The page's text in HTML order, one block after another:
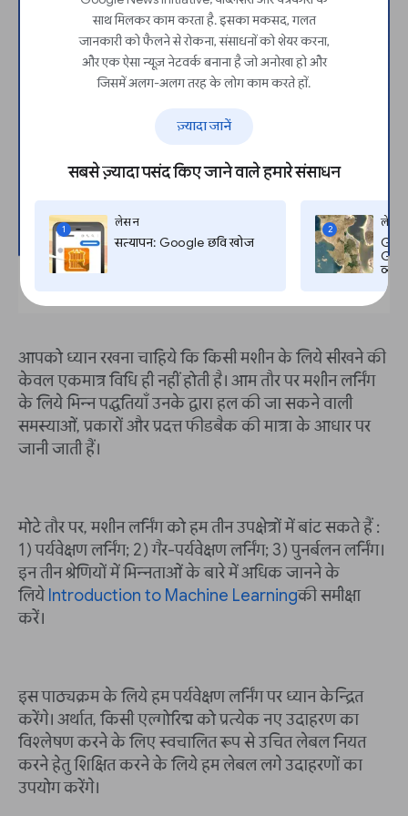
साथ मिलकर काम करता है. इसका मकसद, गलत
जानकारी को फैलने से रोकना, संसाधनों को शेयर करना,
और एक ऐसा न्यूज़ नेटवर्क बनाना है जो अनोखा हो और
जिसमें अलग-अलग तरह के लोग काम करते हों.
ज़्यादा जानें
सबसे ज़्यादा पसंद किए जाने वाले हमारे संसाधन
1
लेसन
सत्यापन: Google छवि खोज
2
लेसन
आपको ध्यान रखना चाहिये कि किसी मशीन के लिये सीखने की
केवल एकमात्र विधि ही नहीं होती है। आम तौर पर मशीन लर्निंग
के लिये भिन्न पद्धतियाँ उनके द्वारा हल की जा सकने वाली
समस्याओं, प्रकारों और प्रदत्त फीडबैक की मात्रा के आधार पर
जानी जाती हैं।
मोटे तौर पर, मशीन लर्निंग को हम तीन उपक्षेत्रों में बांट सकते हैं :
1) पर्यवेक्षण लर्निंग; 2) गैर-पर्यवेक्षण लर्निंग; 3) पुनर्बलन लर्निंग।
इन तीन श्रेणियों में भिन्नताओं के बारे में अधिक जानने के
लिये Introduction to Machine Learningकी समीक्षा
करें।
इस पाठ्यक्रम के लिये हम पर्यवेक्षण लर्निंग पर ध्यान केन्द्रित
करेंगे। अर्थात, किसी एल्गोरिद्म को प्रत्येक नए उदाहरण का
विश्लेषण करने के लिए स्वचालित रूप से उचित लेबल नियत
करने हेतु शिक्षित करने के लिये हम लेबल लगे उदाहरणों का
उपयोग करेंगे।